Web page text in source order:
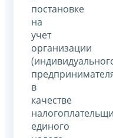
постановке
на
учет
организации
в
качестве
единого